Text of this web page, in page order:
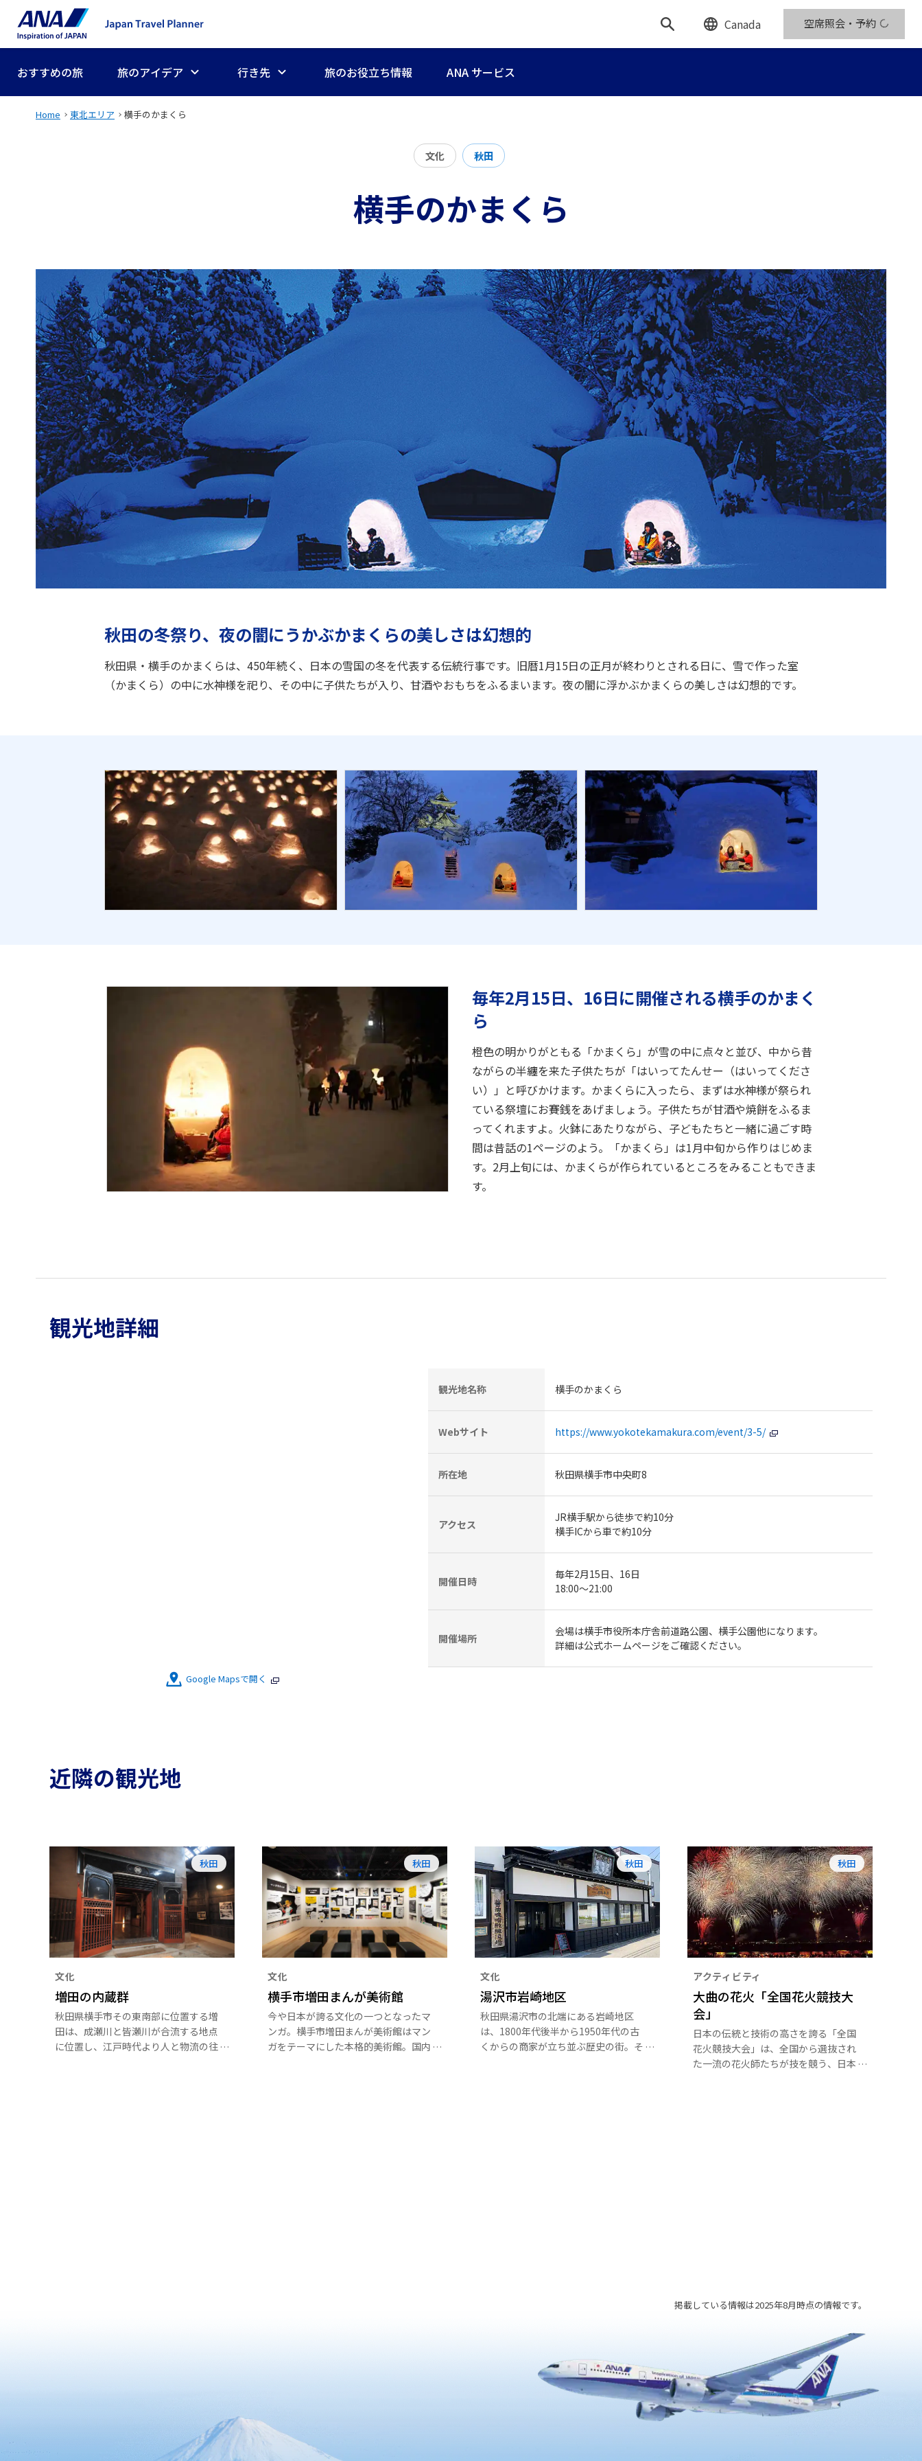
Canada 空席照会・予約
おすすめの旅 旅のアイデア 行き先 旅のお役立ち情報 ANA サービス
Home 東北エリア 横手のかまくら
文化 秋田
横手のかまくら
秋田の冬祭り、夜の闇にうかぶかまくらの美しさは幻想的
秋田県・横手のかまくらは、450年続く、日本の雪国の冬を代表する伝統行事です。旧暦1月15日の正月が終わりとされる日に、雪で作った室
（かまくら）の中に水神様を祀り、その中に子供たちが入り、甘酒やおもちをふるまいます。夜の闇に浮かぶかまくらの美しさは幻想的です。
毎年2月15日、16日に開催される横手のかまく
ら
橙色の明かりがともる「かまくら」が雪の中に点々と並び、中から昔
ながらの半纏を来た子供たちが「はいってたんせー（はいってくださ
い）」と呼びかけます。かまくらに入ったら、まずは水神様が祭られ
ている祭壇にお賽銭をあげましょう。子供たちが甘酒や焼餅をふるま
ってくれますよ。火鉢にあたりながら、子どもたちと一緒に過ごす時
間は昔話の1ページのよう。「かまくら」は1月中旬から作りはじめま
す。2月上旬には、かまくらが作られているところをみることもできま
す。
観光地詳細
Google Mapsで開く
観光地名称 横手のかまくら
Webサイト https://www.yokotekamakura.com/event/3-5/
所在地 秋田県横手市中央町8
アクセス
JR横手駅から徒歩で約10分
横手ICから車で約10分
開催日時
毎年2月15日、16日
18:00～21:00
開催場所
会場は横手市役所本庁舎前道路公園、横手公園他になります。
詳細は公式ホームページをご確認ください。
近隣の観光地
秋田
文化
増田の内蔵群
秋田県横手市その東南部に位置する増
田は、成瀬川と皆瀬川が合流する地点
に位置し、江戸時代より人と物流の往
秋田
文化
横手市増田まんが美術館
今や日本が誇る文化の一つとなったマ
ンガ。横手市増田まんが美術館はマン
ガをテーマにした本格的美術館。国内
秋田
文化
湯沢市岩崎地区
秋田県湯沢市の北端にある岩崎地区
は、1800年代後半から1950年代の古
くからの商家が立ち並ぶ歴史の街。そ
秋田
アクティビティ
大曲の花火「全国花火競技大
会」
日本の伝統と技術の高さを誇る「全国
花火競技大会」は、全国から選抜され
た一流の花火師たちが技を競う、日本
掲載している情報は2025年8月時点の情報です。